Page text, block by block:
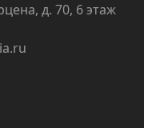
д. 70, 6 этаж